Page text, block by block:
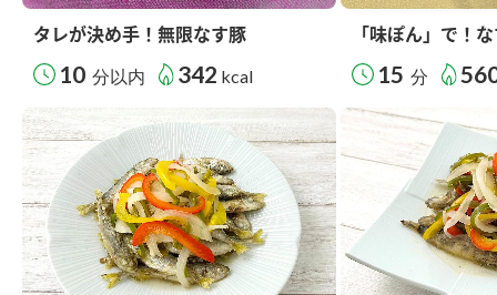
タレが決め手！無限なす豚
10 分以内 342 kcal
「味ぽん」で！
15 分